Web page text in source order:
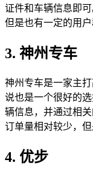
证件和车辆信息即
但是也有一定的用户
3. 神州专车
神州专车是一家主
说也是一个很好的
辆信息，并通过相
订单量相对较少，但
4. 优步